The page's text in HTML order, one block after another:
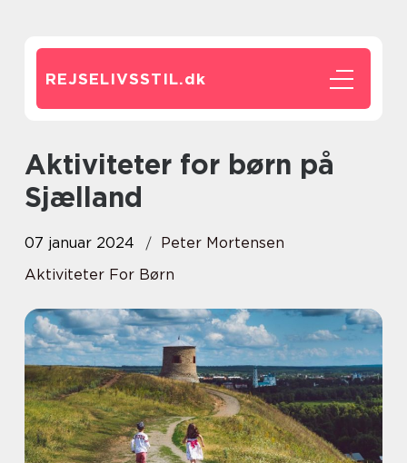
REJSELIVSSTIL.dk
Aktiviteter for børn på
Sjælland
07 januar 2024
Peter Mortensen
Aktiviteter For Børn